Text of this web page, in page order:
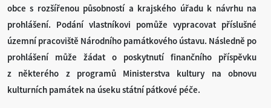
obce s rozšířenou působností a krajského úřadu k návrhu na
prohlášení. Podání vlastníkovi pomůže vypracovat příslušné
územní pracoviště Národního památkového ústavu. Následně po
prohlášení může žádat o poskytnutí finančního příspěvku
z některého z programů Ministerstva kultury na obnovu
kulturních památek na úseku státní pátkové péče.